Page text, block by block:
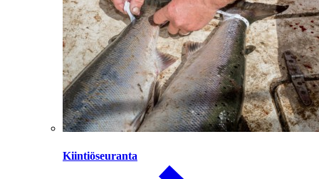
Kiintiöseuranta